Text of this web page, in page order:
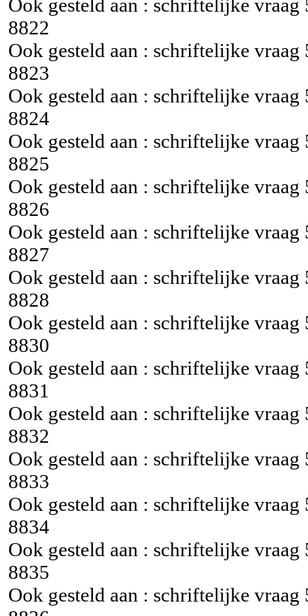
Ook gesteld aan : schriftelijke vraag
8822
Ook gesteld aan : schriftelijke vraag
8823
Ook gesteld aan : schriftelijke vraag
8824
Ook gesteld aan : schriftelijke vraag
8825
Ook gesteld aan : schriftelijke vraag
8826
Ook gesteld aan : schriftelijke vraag
8827
Ook gesteld aan : schriftelijke vraag
8828
Ook gesteld aan : schriftelijke vraag
8830
Ook gesteld aan : schriftelijke vraag
8831
Ook gesteld aan : schriftelijke vraag
8832
Ook gesteld aan : schriftelijke vraag
8833
Ook gesteld aan : schriftelijke vraag
8834
Ook gesteld aan : schriftelijke vraag
8835
Ook gesteld aan : schriftelijke vraag